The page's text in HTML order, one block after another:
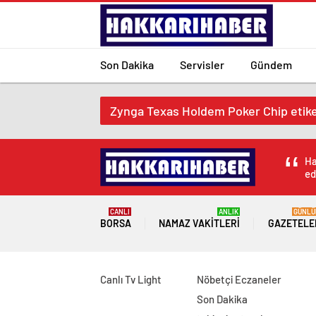
Son Dakika Servisler Gündem
Zynga Texas Holdem Poker Chip
BORSA
CANLI
NAMAZ VAKITLERI
ANLIK
Canlı Tv Light
Nöbetçi Eczaneler
Son Dakika